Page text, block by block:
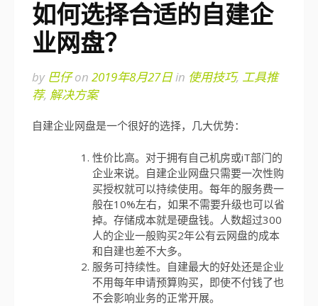
如何选择合适的自建企
业网盘？
by 巴仔on 2019年8月27日in 使用技巧, 工具推
荐, 解决方案
自建企业网盘是一个很好的选择，几大优势：
性价比高。对于拥有自己机房或iT部门的
企业来说。自建企业网盘只需要一次性购
买授权就可以持续使用。每年的服务费一
般在10%左右，如果不需要升级也可以省
掉。存储成本就是硬盘钱。人数超过300
人的企业一般购买2年公有云网盘的成本
和自建也差不大多。
服务可持续性。自建最大的好处还是企业
不用每年申请预算购买，即使不付钱了也
不会影响业务的正常开展。